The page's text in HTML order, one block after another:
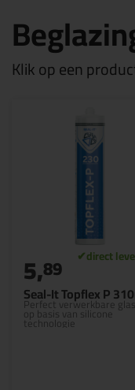
Klik op een
Seal-It Topflex P
Perfect verwerkbare
op basis van silicone
technologie
5,89